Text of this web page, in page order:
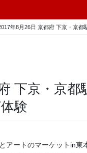
年8月26日 京都府 下京・京
下京・京
験
ートのマーケットin東